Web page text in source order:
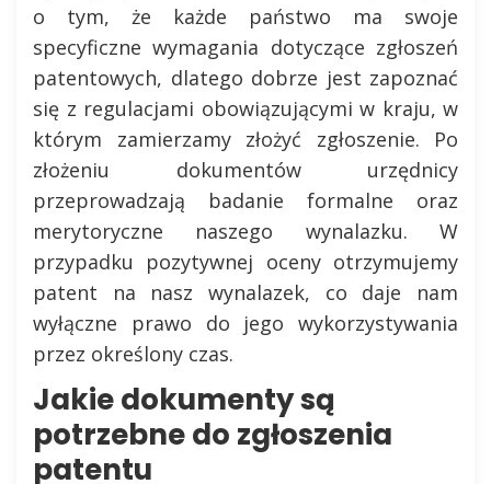
o tym, że każde państwo ma swoje
specyficzne wymagania dotyczące zgłoszeń
patentowych, dlatego dobrze jest zapoznać
się z regulacjami obowiązującymi w kraju, w
którym zamierzamy złożyć zgłoszenie. Po
złożeniu dokumentów urzędnicy
przeprowadzają badanie formalne oraz
merytoryczne naszego wynalazku. W
przypadku pozytywnej oceny otrzymujemy
patent na nasz wynalazek, co daje nam
wyłączne prawo do jego wykorzystywania
przez określony czas.
Jakie dokumenty są
potrzebne do zgłoszenia
patentu